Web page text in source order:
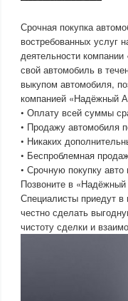
Срочная покупка
востребованных услуг
деятельности
свой автомобиль в
выкупом автомобиля,
компанией «Надёжный
• Оплату всей суммы
• Продажу автомобиля
• Никаких
• Беспроблемная
• Срочную покупку
Позвоните в
Специалисты приедут в
честно сделать
чистоту сделки и